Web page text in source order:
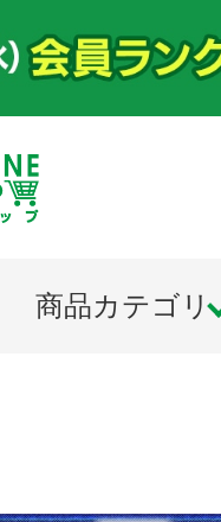
商品カテゴリ